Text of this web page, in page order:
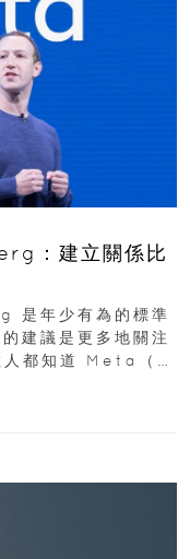
：建立關係比
年少有為的標準
建議是更多地關注
人都知道 Meta（前